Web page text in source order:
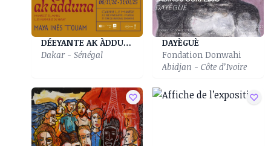
DÉEYANTE AK ÀDDUNA| Déeyante ak àdduna|Murmures Du Vivant
Dakar - Sénégal
DAYÈGUÈ
Fondation Donwahi
Abidjan - Côte d’Ivoire